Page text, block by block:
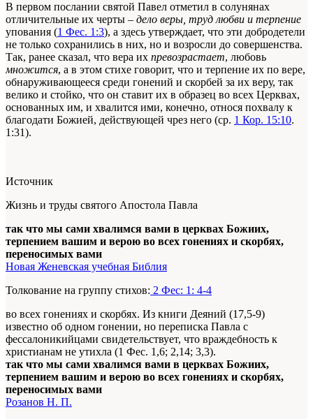
В первом послании святой Павел отметил в солунянах
отличительные их черты – дело веры, труд любви и терпение
упования (1 Фес. 1:3), а здесь утверждает, что эти добродетели
не только сохранились в них, но и возросли до совершенства.
Так, ранее сказал, что вера их превозрастает, любовь
множится, а в этом стихе говорит, что и терпение их по вере,
обнаруживающееся среди гонений и скорбей за их веру, так
велико и стойко, что он ставит их в образец во всех Церквах,
основанных им, и хвалится ими, конечно, относя похвалу к
благодати Божией, действующей чрез него (ср. 1 Кор. 15:10.
1:31).
Источник
Жизнь и труды святого Апостола Павла
так что мы сами хвалимся вами в церквах Божиих,
терпением вашим и верою во всех гонениях и скорбях,
переносимых вами
Новая Женевская учебная Библия
Толкование на группу стихов: 2 Фес: 1: 4-4
во всех гонениях и скорбях. Из книги Деяний (17,5-9)
известно об одном гонении, но переписка Павла с
фессалоникийцами свидетельствует, что враждебность к
христианам не утихла (1 Фес. 1,6; 2,14; 3,3).
так что мы сами хвалимся вами в церквах Божиих,
терпением вашим и верою во всех гонениях и скорбях,
переносимых вами
Розанов Н. П.